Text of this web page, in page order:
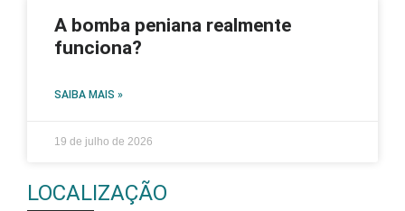
A bomba peniana realmente
funciona?
SAIBA MAIS »
19 de julho de 2026
LOCALIZAÇÃO